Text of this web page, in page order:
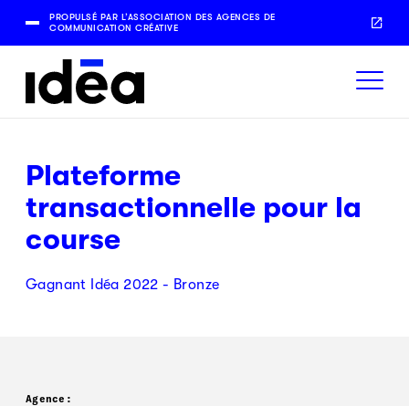
PROPULSÉ PAR L’ASSOCIATION DES AGENCES DE
COMMUNICATION CRÉATIVE
Plateforme
transactionnelle pour la
course
Gagnant Idéa 2022 - Bronze
Agence: